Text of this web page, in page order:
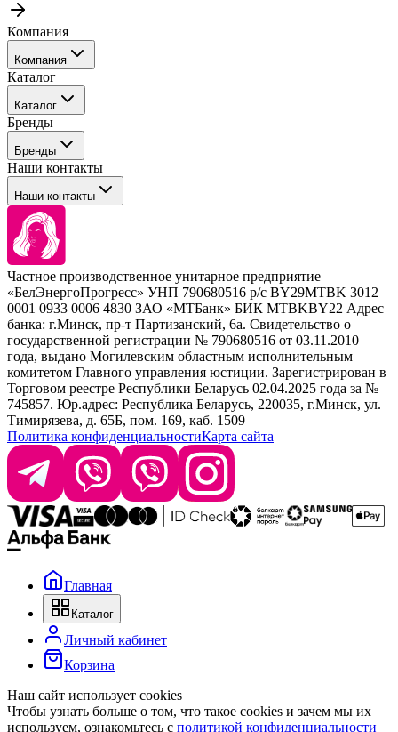
Компания
Компания
События
Покупателю
Каталог
Каталог
Профессиональные средства для окрашивания волос
Сервисные средства
Уход
Стайлинг
Брови и ресницы
Барберинг
Наборы
Расходные материалы
Бренды
Бренды
Tefia
Concept
Kezy
Barex
Sim Sensitive
Kebren
Selective Professional
White Line
Наши контакты
Наши контакты
+ 375 44 7233514
+ 375 29 1649505
info@krasabel.by
Офис: г. Минск, ул. Тимирязева 65Б, офис 1509
Склад: г. Минск, ул. Домбровская, 15
Время работы: пн–чт 9:00–17:30, пт 9:00–17:00
Частное производственное унитарное предприятие
«БелЭнергоПрогресс» УНП 790680516 р/с BY29MTBK 3012
0001 0933 0006 4830 ЗАО «МТБанк» БИК MTBKBY22 Адрес
банка: г.Минск, пр-т Партизанский, 6а. Свидетельство о
государственной регистрации № 790680516 от 03.11.2010
года, выдано Могилевским областным исполнительным
комитетом Главного управления юстиции. Зарегистрирован в
Торговом реестре Республики Беларусь 02.04.2025 года за №
745857. Юр.адрес: Республика Беларусь, 220035, г.Минск, ул.
Тимирязева, д. 65Б, пом. 169, каб. 1509
Политика конфиденциальностиКарта сайта
Главная
Каталог
Личный кабинет
Корзина
Наш сайт использует cookies
Чтобы узнать больше о том, что такое cookies и зачем мы их
используем, ознакомьтесь с политикой конфиденциальности